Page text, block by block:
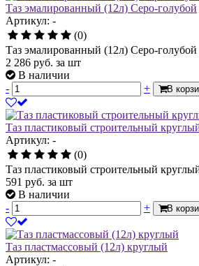
Таз эмалированный (12л) Серо-голубой
Артикул: -
(0)
Таз эмалированный (12л) Серо-голубой
2 286 руб. за шт
В наличии
-
+ В
Таз пластиковый строительный
Артикул: -
(0)
Таз пластиковый строительный
591 руб. за шт
В наличии
-
+ В
Таз пластмассовый (12л) круглый
Артикул: -